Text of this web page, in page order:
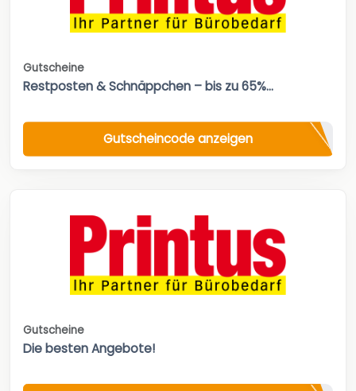
Gutscheine
Restposten & Schnäppchen – bis zu 65%...
Gutscheincode anzeigen
Gutscheine
Die besten Angebote!